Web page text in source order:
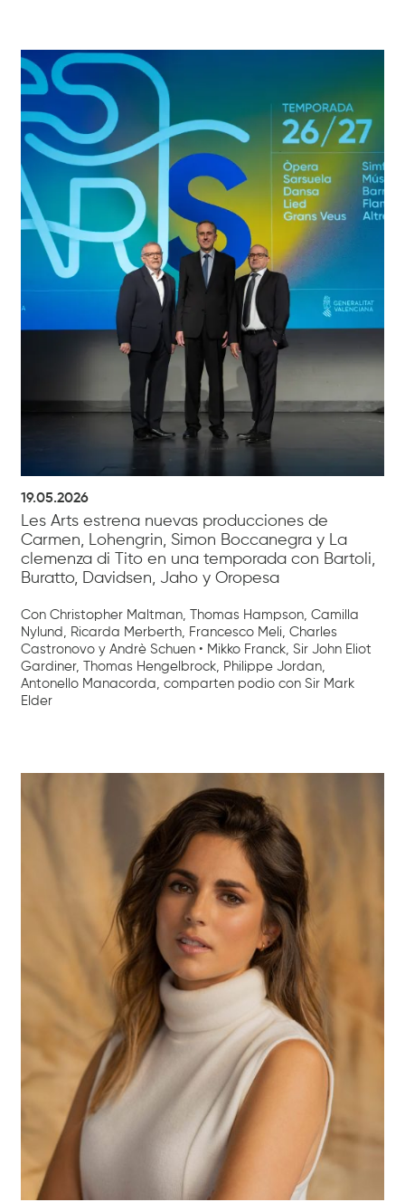
19.05.2026
Les Arts estrena nuevas producciones de
Carmen, Lohengrin, Simon Boccanegra y La
clemenza di Tito en una temporada con Bartoli,
Buratto, Davidsen, Jaho y Oropesa
Con Christopher Maltman, Thomas Hampson, Camilla
Nylund, Ricarda Merberth, Francesco Meli, Charles
Castronovo y Andrè Schuen • Mikko Franck, Sir John Eliot
Gardiner, Thomas Hengelbrock, Philippe Jordan,
Antonello Manacorda, comparten podio con Sir Mark
Elder